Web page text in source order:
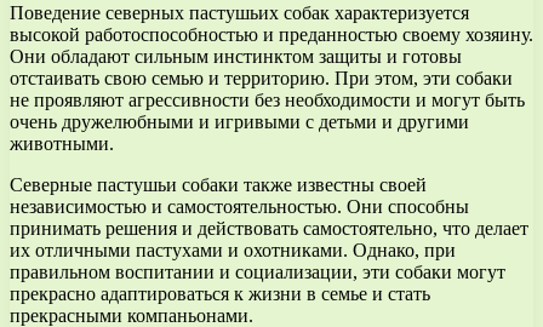
Поведение северных пастушьих собак характеризуется
высокой работоспособностью и преданностью своему хозяину.
Они обладают сильным инстинктом защиты и готовы
отстаивать свою семью и территорию. При этом, эти собаки
не проявляют агрессивности без необходимости и могут быть
очень дружелюбными и игривыми с детьми и другими
животными.
Северные пастушьи собаки также известны своей
независимостью и самостоятельностью. Они способны
принимать решения и действовать самостоятельно, что делает
их отличными пастухами и охотниками. Однако, при
правильном воспитании и социализации, эти собаки могут
прекрасно адаптироваться к жизни в семье и стать
прекрасными компаньонами.